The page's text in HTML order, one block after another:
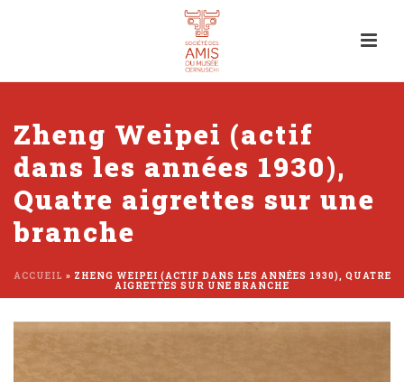
Zheng Weipei (actif
dans les années 1930),
Quatre aigrettes sur une
branche
ACCUEIL » ZHENG WEIPEI (ACTIF DANS LES ANNÉES 1930), QUATRE
AIGRETTES SUR UNE BRANCHE